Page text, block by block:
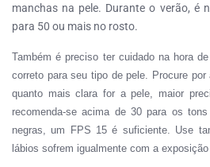
manchas na pele. Durante o verão, é
para 50 ou mais no rosto.
Também é preciso ter cuidado na hora
correto para seu tipo de pele. Procure
quanto mais clara for a pele, maior
recomenda-se acima de 30 para os
negras, um FPS 15 é suficiente. Use
lábios sofrem igualmente com a